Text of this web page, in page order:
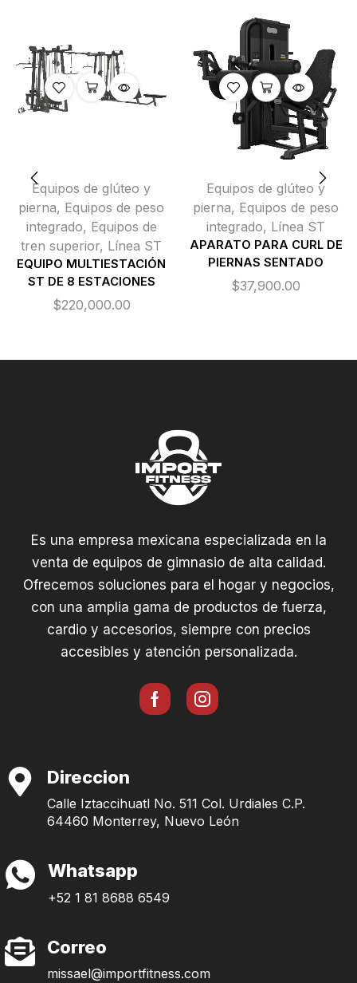
Equipos de glúteo y
pierna, Equipos de peso
integrado, Equipos de
tren superior, Línea ST
EQUIPO MULTIESTACIÓN
ST DE 8 ESTACIONES
$220,000.00
Equipos de glúteo y
pierna, Equipos de peso
integrado, Línea ST
APARATO PARA CURL DE
PIERNAS SENTADO
$37,900.00
Es una empresa mexicana especializada en la
venta de equipos de gimnasio de alta calidad.
Ofrecemos soluciones para el hogar y negocios,
con una amplia gama de productos de fuerza,
cardio y accesorios, siempre con precios
accesibles y atención personalizada.
Direccion
Calle Iztaccihuatl No. 511 Col. Urdiales C.P.
64460 Monterrey, Nuevo León
Whatsapp
+52 1 81 8688 6549
Correo
missael@importfitness.com